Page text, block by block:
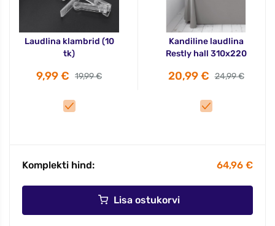
Laudlina klambrid (10
tk)
9,99 € 19,99 €
Kandiline laudlina
Restly hall 310x220
20,99 € 24,99 €
Komplekti hind: 64,96 €
Lisa ostukorvi